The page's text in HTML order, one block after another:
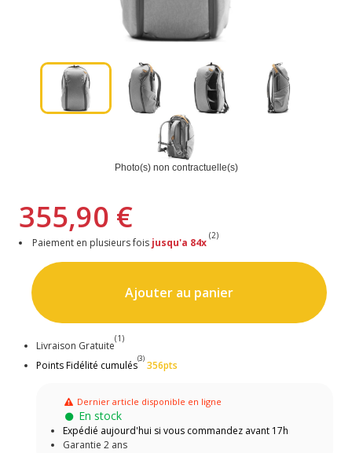
Photo(s) non contractuelle(s)
355,90 €
Paiement en plusieurs fois jusqu'a 84x
(2)
Ajouter au panier
Livraison Gratuite
(1)
Points Fidélité cumulés
(3)
356pts
Dernier article disponible en ligne
En stock
Expédié aujourd'hui si vous commandez avant 17h
Garantie 2 ans